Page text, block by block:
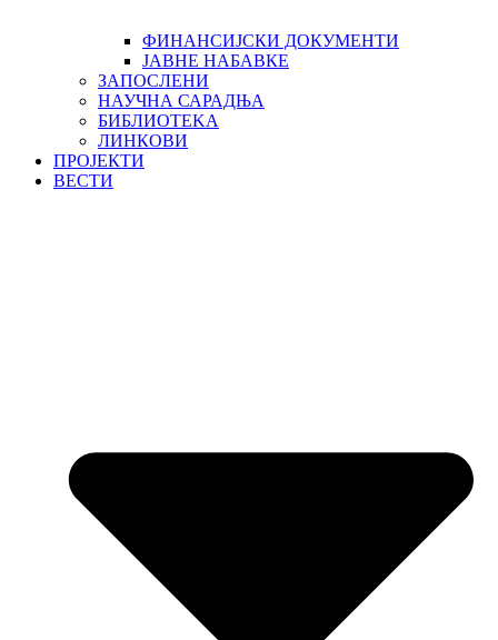
ФИНАНСИЈСКИ ДОКУМЕНТИ
ЈАВНЕ НАБАВКЕ
ЗАПОСЛЕНИ
НАУЧНА САРАДЊА
БИБЛИОТЕKА
ЛИНКОВИ
ПРОЈЕКТИ
ВЕСТИ